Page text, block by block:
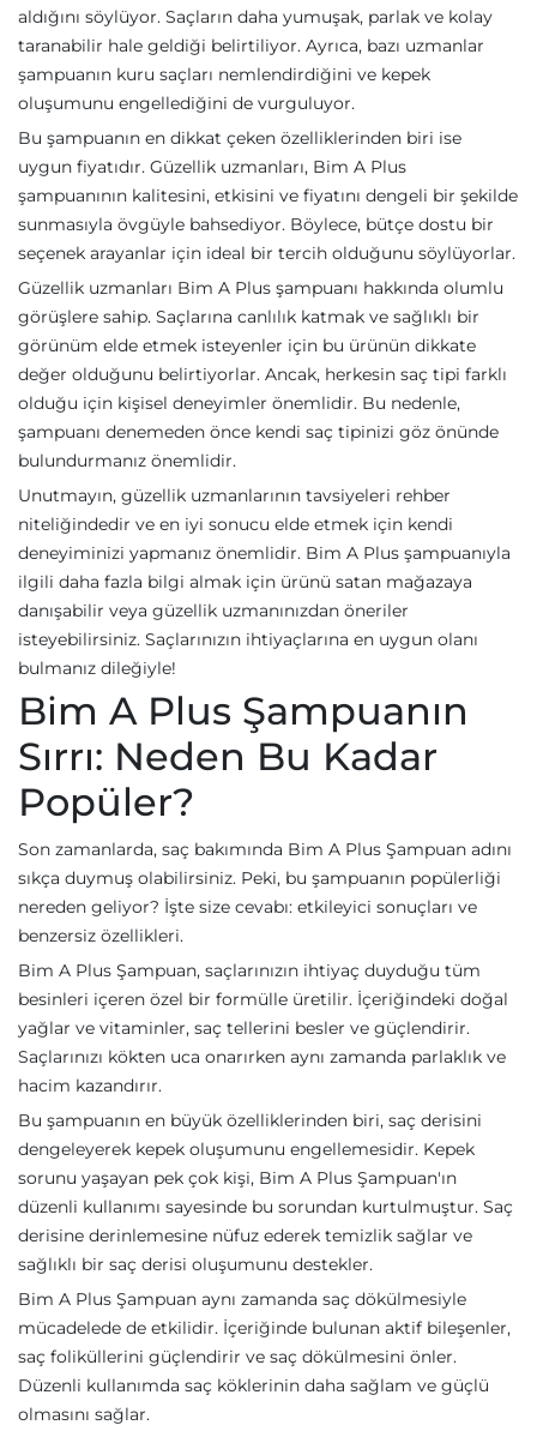
aldığını söylüyor. Saçların daha yumuşak, parlak ve kolay
taranabilir hale geldiği belirtiliyor. Ayrıca, bazı uzmanlar
şampuanın kuru saçları nemlendirdiğini ve kepek
oluşumunu engellediğini de vurguluyor.
Bu şampuanın en dikkat çeken özelliklerinden biri ise
uygun fiyatıdır. Güzellik uzmanları, Bim A Plus
şampuanının kalitesini, etkisini ve fiyatını dengeli bir şekilde
sunmasıyla övgüyle bahsediyor. Böylece, bütçe dostu bir
seçenek arayanlar için ideal bir tercih olduğunu söylüyorlar.
Güzellik uzmanları Bim A Plus şampuanı hakkında olumlu
görüşlere sahip. Saçlarına canlılık katmak ve sağlıklı bir
görünüm elde etmek isteyenler için bu ürünün dikkate
değer olduğunu belirtiyorlar. Ancak, herkesin saç tipi farklı
olduğu için kişisel deneyimler önemlidir. Bu nedenle,
şampuanı denemeden önce kendi saç tipinizi göz önünde
bulundurmanız önemlidir.
Unutmayın, güzellik uzmanlarının tavsiyeleri rehber
niteliğindedir ve en iyi sonucu elde etmek için kendi
deneyiminizi yapmanız önemlidir. Bim A Plus şampuanıyla
ilgili daha fazla bilgi almak için ürünü satan mağazaya
danışabilir veya güzellik uzmanınızdan öneriler
isteyebilirsiniz. Saçlarınızın ihtiyaçlarına en uygun olanı
bulmanız dileğiyle!
Bim A Plus Şampuanın
Sırrı: Neden Bu Kadar
Popüler?
Son zamanlarda, saç bakımında Bim A Plus Şampuan adını
sıkça duymuş olabilirsiniz. Peki, bu şampuanın popülerliği
nereden geliyor? İşte size cevabı: etkileyici sonuçları ve
benzersiz özellikleri.
Bim A Plus Şampuan, saçlarınızın ihtiyaç duyduğu tüm
besinleri içeren özel bir formülle üretilir. İçeriğindeki doğal
yağlar ve vitaminler, saç tellerini besler ve güçlendirir.
Saçlarınızı kökten uca onarırken aynı zamanda parlaklık ve
hacim kazandırır.
Bu şampuanın en büyük özelliklerinden biri, saç derisini
dengeleyerek kepek oluşumunu engellemesidir. Kepek
sorunu yaşayan pek çok kişi, Bim A Plus Şampuan'ın
düzenli kullanımı sayesinde bu sorundan kurtulmuştur. Saç
derisine derinlemesine nüfuz ederek temizlik sağlar ve
sağlıklı bir saç derisi oluşumunu destekler.
Bim A Plus Şampuan aynı zamanda saç dökülmesiyle
mücadelede de etkilidir. İçeriğinde bulunan aktif bileşenler,
saç foliküllerini güçlendirir ve saç dökülmesini önler.
Düzenli kullanımda saç köklerinin daha sağlam ve güçlü
olmasını sağlar.